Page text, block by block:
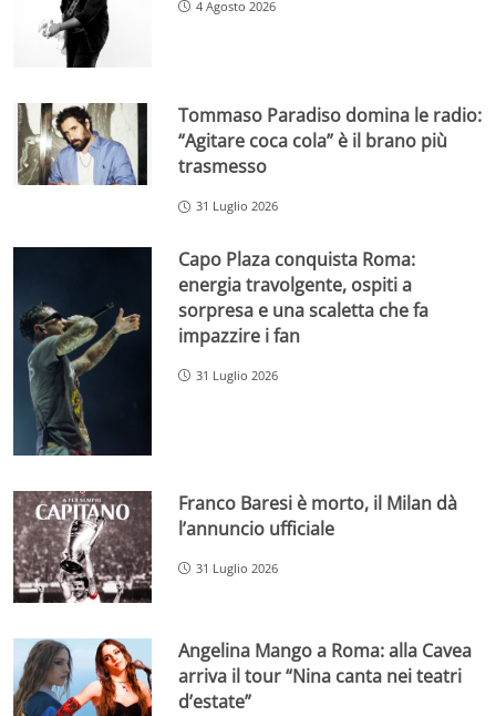
4 Agosto 2026
Tommaso Paradiso domina le radio:
“Agitare coca cola” è il brano più
trasmesso
31 Luglio 2026
Capo Plaza conquista Roma:
energia travolgente, ospiti a
sorpresa e una scaletta che fa
impazzire i fan
31 Luglio 2026
Franco Baresi è morto, il Milan dà
l’annuncio ufficiale
31 Luglio 2026
Angelina Mango a Roma: alla Cavea
arriva il tour “Nina canta nei teatri
d’estate”